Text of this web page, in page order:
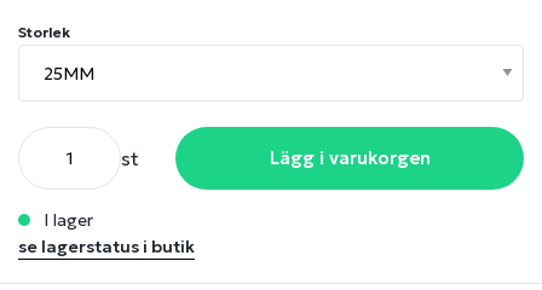
Storlek
st Lägg i varukorgen
i lager
se lagerstatus i butik